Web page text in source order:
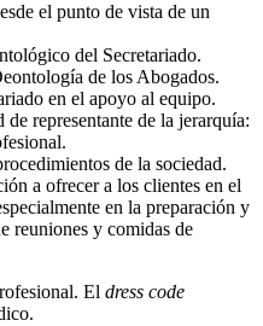
el punto de vista de un
del Secretariado.
de los Abogados.
en el apoyo al equipo.
representante de la jerarquía:
de la sociedad.
a ofrecer a los clientes en el
en la preparación y
reuniones y comidas de
El dress code